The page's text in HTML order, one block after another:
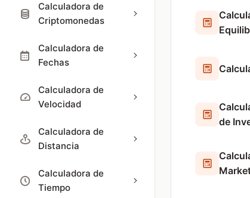
Calculadora de
Criptomonedas
Calculadora de
Fechas
Calculadora de
Velocidad
Calculadora de
Distancia
Calculadora de
Tiempo
de